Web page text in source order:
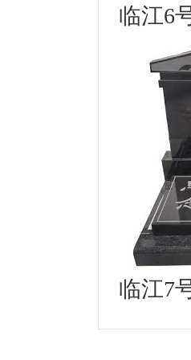
临江6
临江7